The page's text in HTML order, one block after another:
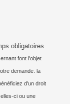
obligatoires
font l'objet
demande. la
d'un droit
ci ou une